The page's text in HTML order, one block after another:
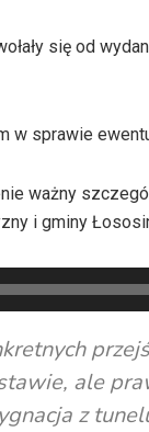
się od
sprawie
ważny
i gminy
ale
z